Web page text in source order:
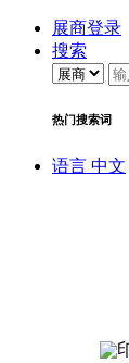
展商登录
搜索
热门搜索词
语言 中文